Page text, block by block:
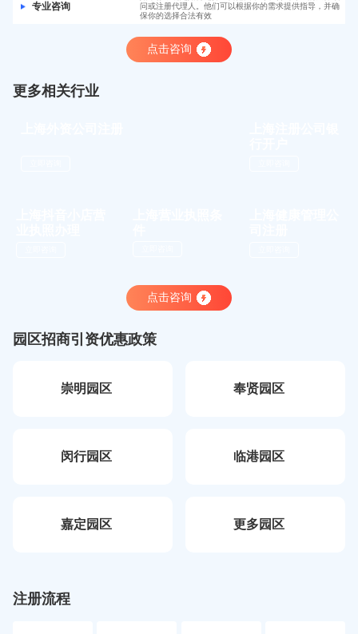
专业咨询
问或注册代理人。他们可以根据你的需求提供指导，并确
保你的选择合法有效
点击咨询
更多相关行业
点击咨询
园区招商引资优惠政策
崇明园区 奉贤园区
闵行园区 临港园区
嘉定园区 更多园区
注册流程